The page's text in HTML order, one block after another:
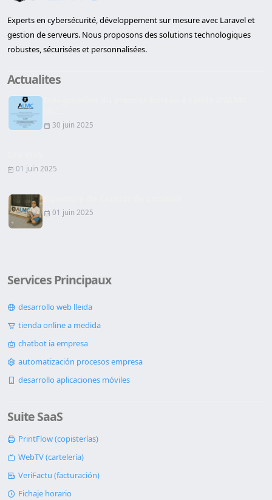
Experts en cybersécurité, développement sur mesure avec Laravel et
gestion de serveurs. Nous proposons des solutions technologiques
robustes, sécurisées et personnalisées.
Actualites
30 juin 2025
01 juin 2025
01 juin 2025
Services Principaux
desarrollo web lleida
tienda online a medida
chatbot ia empresa
automatización procesos empresa
desarrollo aplicaciones móviles
Suite SaaS
PrintFlow (copisterías)
WebTV (cartelería)
VeriFactu (facturación)
Fichaje horario